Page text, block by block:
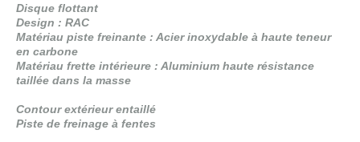
Disque flottant
Design : RAC
Matériau piste freinante : Acier inoxydable à haute teneur
en carbone
Matériau frette intérieure : Aluminium haute résistance
taillée dans la masse
Contour extérieur entaillé
Piste de freinage à fentes